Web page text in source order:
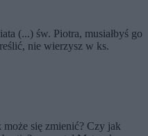
(...) św. Piotra, musiałbyś go
nie wierzysz w ks.
się zmienić? Czy jak